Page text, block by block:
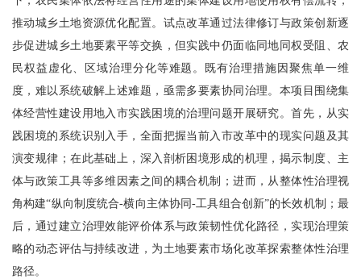
推动城乡土地资源优化配置。试点改革通过法律修订与政策创新逐
步促进城乡土地要素平等交换，但实践中仍面临同地同权受阻、农
民权益虚化、区域治理分化等难题。既有治理措施因聚焦单一维
度，难以系统破解上述难题，亟需多要素协同治理。本项目围绕集
体经营性建设用地入市实践困境的治理问题开展研究。首先，从实
践困境的系统识别入手，全面把握当前入市改革中的现实问题及其
演变规律；在此基础上，深入剖析困境形成的机理，揭示制度、主
体与政策工具等多维因素之间的耦合机制；进而，从整体性治理视
角构建“纵向制度统合-横向主体协同-工具组合创新”的长效机制；最
后，通过建立治理效能评价体系与政策韧性优化路径，实现治理策
略的动态评估与持续改进，为土地要素市场化改革探索整体性治理
路径。